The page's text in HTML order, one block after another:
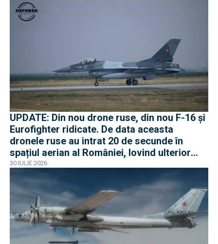
UPDATE: Din nou drone ruse, din nou F-16 și
Eurofighter ridicate. De data aceasta
dronele ruse au intrat 20 de secunde în
spațiul aerian al României, lovind ulterior
Ucraina
30 IULIE 2026